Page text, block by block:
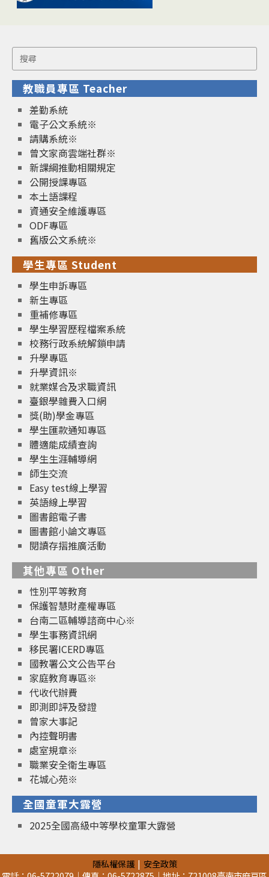
Search
for:
教職員專區 Teacher
差勤系統
電子公文系統※
請購系統※
曾文家商雲端社群※
新課綱推動相關規定
公開授課專區
本土語課程
資通安全維護專區
ODF專區
舊版公文系統※
學生專區 Student
學生申訴專區
新生專區
重補修專區
學生學習歷程檔案系統
校務行政系統解鎖申請
升學專區
升學資訊※
就業媒合及求職資訊
臺銀學雜費入口網
獎(助)學金專區
學生匯款通知專區
體適能成績查詢
學生生涯輔導網
師生交流
Easy test線上學習
英語線上學習
圖書館電子書
圖書館小論文專區
閱讀存摺推廣活動
其他專區 Other
性別平等教育
保護智慧財產權專區
台南二區輔導諮商中心※
學生事務資訊網
移民署ICERD專區
國教署公文公告平台
家庭教育專區※
代收代辦費
即測即評及發證
曾家大事記
內控聲明書
處室規章※
職業安全衛生專區
花城心苑※
全國童軍大露營
2025全國高級中等學校童軍大露營
隱私權保護
安全政策